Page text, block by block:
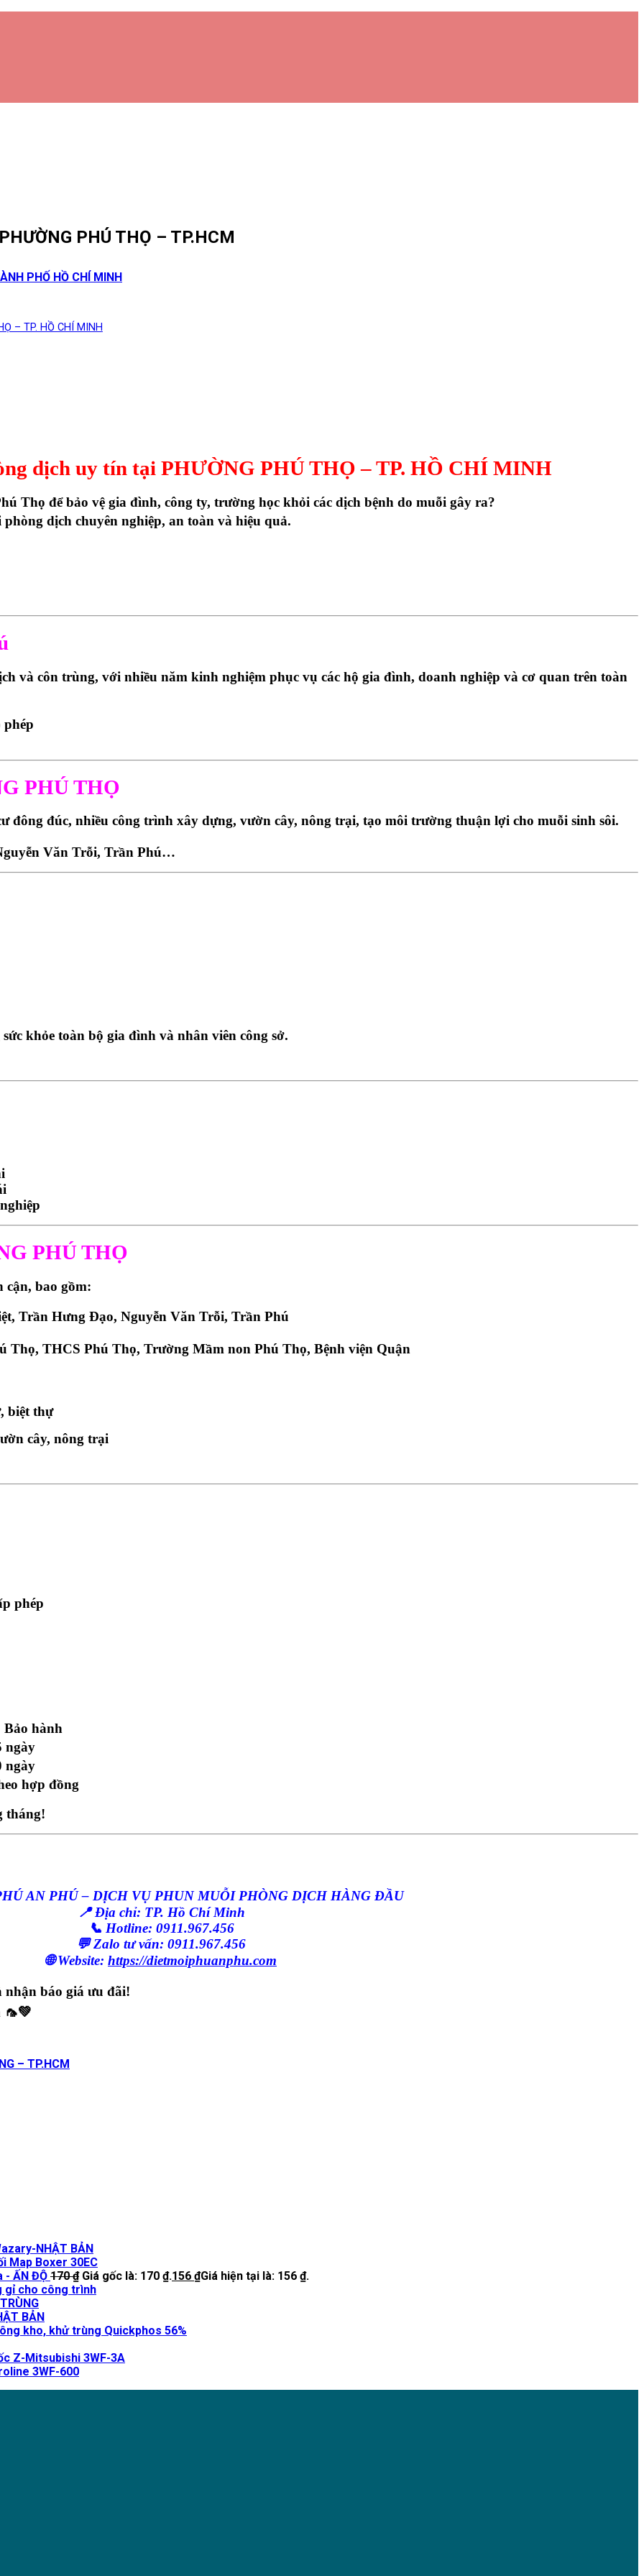
PHỐ HỒ CHÍ MINH
PHÚ THỌ – TP.HCM
– TP. HỒ CHÍ MINH
dịch uy tín tại PHƯỜNG PHÚ THỌ – TP. HỒ CHÍ MINH
Thọ để bảo vệ gia đình, công ty, trường học khỏi các dịch bệnh do muỗi gây ra?
dịch chuyên nghiệp, an toàn và hiệu quả.
và côn trùng, với nhiều năm kinh nghiệm phục vụ các hộ gia đình, doanh nghiệp và cơ quan trên toàn
phép
PHÚ THỌ
đông đúc, nhiều công trình xây dựng, vườn cây, nông trại, tạo môi trường thuận lợi cho muỗi sinh sôi.
Văn Trỗi, Trần Phú…
khỏe toàn bộ gia đình và nhân viên công sở.
PHÚ THỌ
bao gồm:
Trần Hưng Đạo, Nguyễn Văn Trỗi, Trần Phú
Thọ, THCS Phú Thọ, Trường Mầm non Phú Thọ, Bệnh viện Quận
biệt thự
cây, nông trại
phép
Bảo hành
ngày
ngày
hợp đồng
tháng!
AN PHÚ – DỊCH VỤ PHUN MUỖI PHÒNG DỊCH HÀNG ĐẦU
📍 Địa chỉ: TP. Hồ Chí Minh
📞 Hotline: 0911.967.456
💬 Zalo tư vấn: 0911.967.456
🌐 Website: https://dietmoiphuanphu.com
nhận báo giá ưu đãi!
🦟💚
– TP.HCM
NHẬT BẢN
Map Boxer 30EC
- ẤN ĐỘ 170₫ Giá gốc là: 170 ₫.156 ₫Giá hiện tại là: 156 ₫.
gỉ cho công trình
BẢN
kho, khử trùng Quickphos 56%
Z-Mitsubishi 3WF-3A
3WF-600